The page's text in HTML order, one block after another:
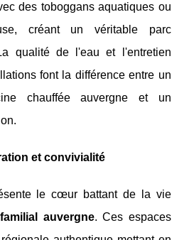
des toboggans aquatiques ou
créant un véritable parc
qualité de l'eau et l'entretien
font la différence entre un
chauffée auvergne et un
et convivialité
le cœur battant de la vie
auvergne. Ces espaces